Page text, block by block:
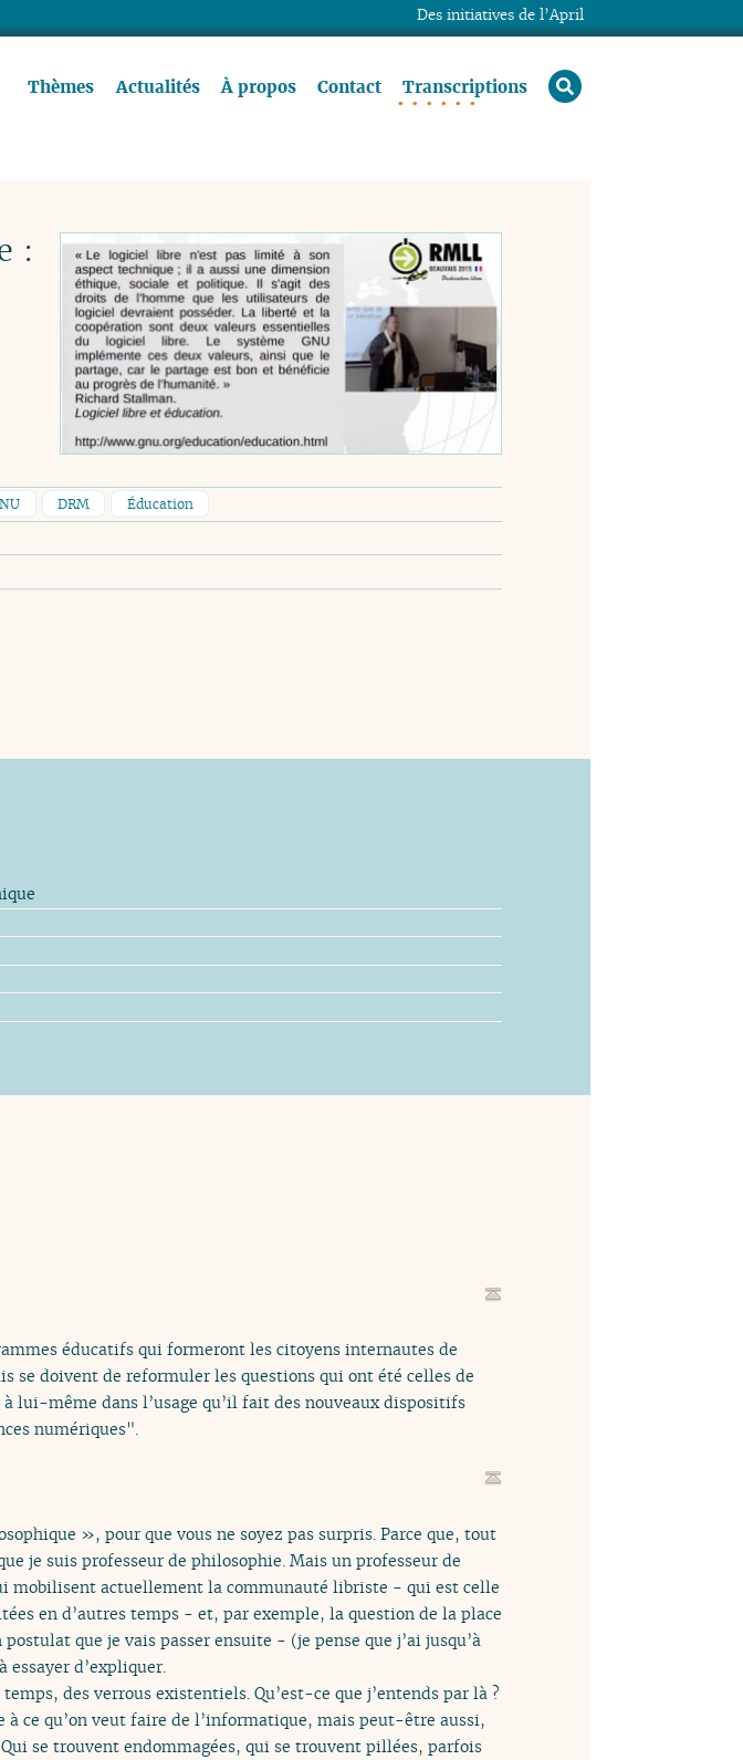
Thèmes Actualités À propos Contact Transcriptions rechercher
:
DRM Éducation
éducatifs qui formeront les citoyens internautes de
se doivent de reformuler les questions qui ont été celles de
lui-même dans l’usage qu’il fait des nouveaux dispositifs
numériques".
», pour que vous ne soyez pas surpris. Parce que, tout
je suis professeur de philosophie. Mais un professeur de
mobilisent actuellement la communauté libriste - qui est celle
en d’autres temps - et, par exemple, la question de la place
que je vais passer ensuite - (je pense que j’ai jusqu’à
d’expliquer.
des verrous existentiels. Qu’est-ce que j’entends par là ?
ce qu’on veut faire de l’informatique, mais peut-être aussi,
se trouvent endommagées, qui se trouvent pillées, parfois
Des initiatives de l’April